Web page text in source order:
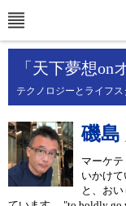
「天下夢想on
テクノロジーとライフ
磯島
マーケ
いかけ
と、お